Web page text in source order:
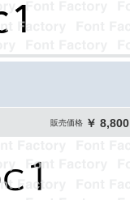
販売価格 ￥ 8,800